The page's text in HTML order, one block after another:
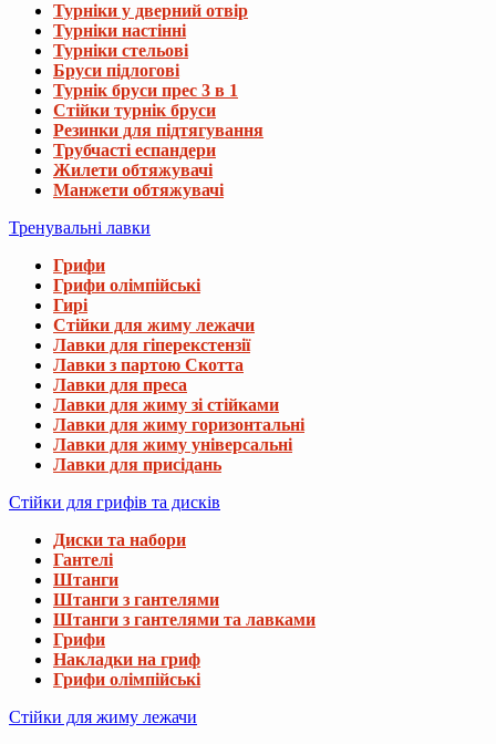
Турніки у дверний отвір
Турніки настінні
Турніки стельові
Бруси підлогові
Турнік бруси прес 3 в 1
Стійки турнік бруси
Резинки для підтягування
Трубчасті еспандери
Жилети обтяжувачі
Манжети обтяжувачі
Тренувальні лавки
Грифи
Грифи олімпійські
Гирі
Стійки для жиму лежачи
Лавки для гіперекстензії
Лавки з партою Скотта
Лавки для преса
Лавки для жиму зі стійками
Лавки для жиму горизонтальні
Лавки для жиму універсальні
Лавки для присідань
Стійки для грифів та дисків
Диски та набори
Гантелі
Штанги
Штанги з гантелями
Штанги з гантелями та лавками
Грифи
Накладки на гриф
Грифи олімпійські
Стійки для жиму лежачи